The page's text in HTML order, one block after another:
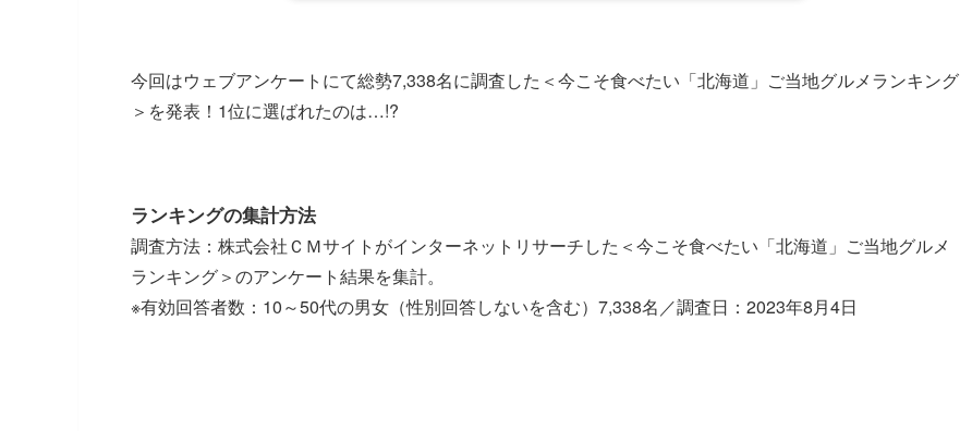
今回はウェブアンケートにて総勢7,338名に調査した＜今こそ食べたい「北海道」ご当地グルメランキング
＞を発表！1位に選ばれたのは…!?
ランキングの集計方法
調査方法：株式会社ＣＭサイトがインターネットリサーチした＜今こそ食べたい「北海道」ご当地グルメ
ランキング＞のアンケート結果を集計。
※有効回答者数：10～50代の男女（性別回答しないを含む）7,338名／調査日：2023年8月4日